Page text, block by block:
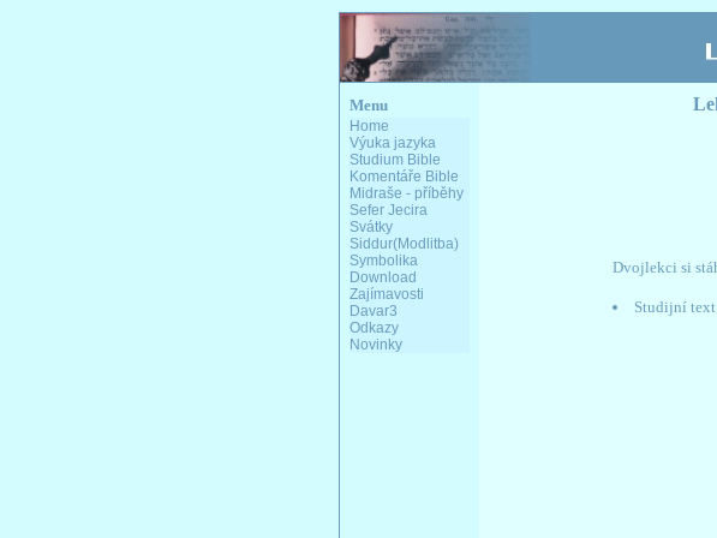
Menu
Home
Výuka jazyka
Studium Bible
Komentáře Bible
Midraše - příběhy
Sefer Jecira
Svátky
Siddur(Modlitba)
Symbolika
Download
Zajímavosti
Davar3
Odkazy
Novinky
Dvojlekci si
Studijní